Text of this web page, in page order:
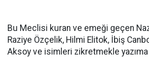
Bu Meclisi kuran ve emeği geçen
Raziye Özçelik, Hilmi Elitok, İbiş
Aksoy ve isimleri zikretmekle yazıma